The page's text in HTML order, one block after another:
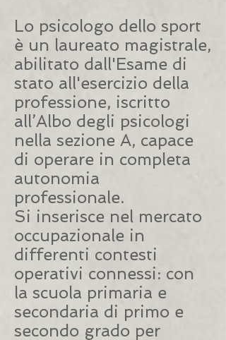
Lo psicologo dello sport
è un laureato magistrale,
abilitato dall'Esame di
stato all'esercizio della
professione, iscritto
all’Albo degli psicologi
nella sezione A, capace
di operare in completa
autonomia
professionale.
Si inserisce nel mercato
occupazionale in
differenti contesti
operativi connessi: con
la scuola primaria e
secondaria di primo e
secondo grado per